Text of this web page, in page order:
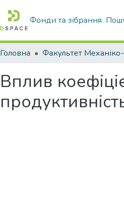
Фонди та зібрання
Головна
Вплив